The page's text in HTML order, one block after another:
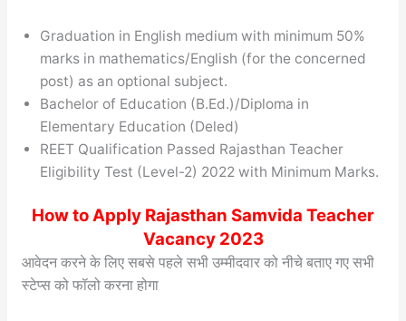
Graduation in English medium with minimum 50%
marks in mathematics/English (for the concerned
post) as an optional subject.
Bachelor of Education (B.Ed.)/Diploma in
Elementary Education (Deled)
REET Qualification Passed Rajasthan Teacher
Eligibility Test (Level-2) 2022 with Minimum Marks.
How to Apply Rajasthan Samvida Teacher
Vacancy 2023
आवेदन करने के लिए सबसे पहले सभी उम्मीदवार को नीचे बताए गए सभी
स्टेप्स को फॉलो करना होगा